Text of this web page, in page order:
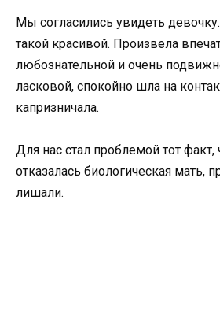
Мы согласились увидеть
такой красивой. Произвела
любознательной и очень
ласковой, спокойно шла на
капризничала.
Для нас стал проблемой тот факт,
отказалась биологическая мать,
лишали.